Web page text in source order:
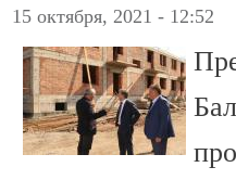
15 октября, 2021 - 12:52